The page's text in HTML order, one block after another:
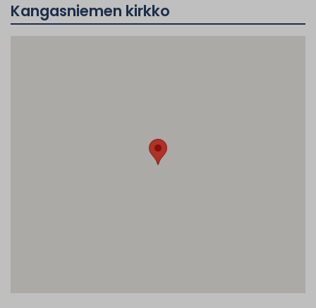
Kangasniemen kirkko